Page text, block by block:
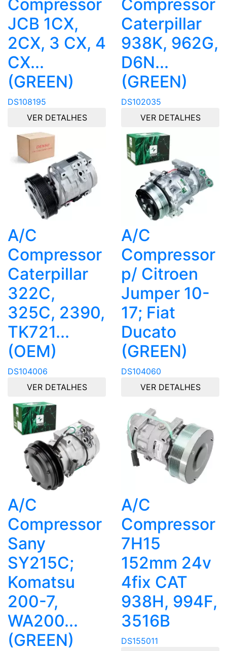
Compressor
JCB 1CX,
2CX, 3 CX, 4
CX...
(GREEN)
DS108195
VER DETALHES
Compressor
Caterpillar
938K, 962G,
D6N...
(GREEN)
DS102035
VER DETALHES
A/C
Compressor
Caterpillar
322C,
325C, 2390,
TK721...
(OEM)
DS104006
VER DETALHES
A/C
Compressor
p/ Citroen
Jumper 10-
17; Fiat
Ducato
(GREEN)
DS104060
VER DETALHES
A/C
Compressor
Sany
SY215C;
Komatsu
200-7,
WA200...
(GREEN)
A/C
Compressor
7H15
152mm 24v
4fix CAT
938H, 994F,
3516B
DS155011